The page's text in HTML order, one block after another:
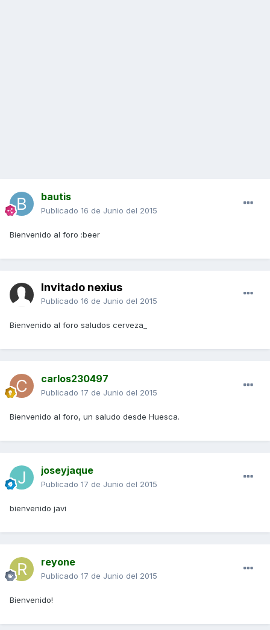
bautis
Publicado 16 de Junio del 2015
Bienvenido al foro :beer
Invitado nexius
Publicado 16 de Junio del 2015
Bienvenido al foro saludos cerveza_
carlos230497
Publicado 17 de Junio del 2015
Bienvenido al foro, un saludo desde Huesca.
joseyjaque
Publicado 17 de Junio del 2015
bienvenido javi
reyone
Publicado 17 de Junio del 2015
Bienvenido!